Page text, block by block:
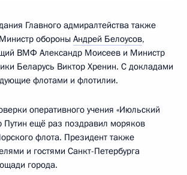
Главного адмиралтейства также
обороны Андрей Белоусов,
ВМФ Александр Моисеев и Министр
Беларусь Виктор Хренин. С докладами
флотами и флотилии.
оперативного учения «Июльский
Путин ещё раз поздравил моряков
флота. Президент также
и гостями Санкт-Петербурга
города.